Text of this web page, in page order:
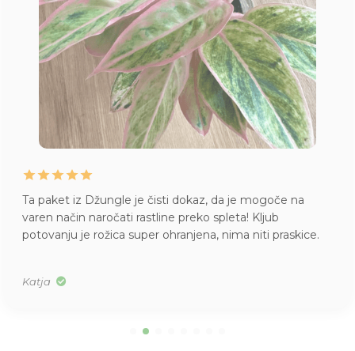
Ta paket iz Džungle je čisti dokaz, da je mogoče na
varen način naročati rastline preko spleta! Kljub
potovanju je rožica super ohranjena, nima niti praskice.
Katja